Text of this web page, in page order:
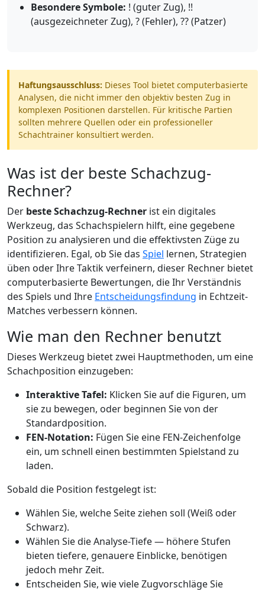
Besondere Symbole: ! (guter Zug), !!
(ausgezeichneter Zug), ? (Fehler), ?? (Patzer)
Haftungsausschluss: Dieses Tool bietet computerbasierte
Analysen, die nicht immer den objektiv besten Zug in
komplexen Positionen darstellen. Für kritische Partien
sollten mehrere Quellen oder ein professioneller
Schachtrainer konsultiert werden.
Was ist der beste Schachzug-
Rechner?
Der beste Schachzug-Rechner ist ein digitales
Werkzeug, das Schachspielern hilft, eine gegebene
Position zu analysieren und die effektivsten Züge zu
identifizieren. Egal, ob Sie das Spiel lernen, Strategien
üben oder Ihre Taktik verfeinern, dieser Rechner bietet
computerbasierte Bewertungen, die Ihr Verständnis
des Spiels und Ihre Entscheidungsfindung in Echtzeit-
Matches verbessern können.
Wie man den Rechner benutzt
Dieses Werkzeug bietet zwei Hauptmethoden, um eine
Schachposition einzugeben:
Interaktive Tafel: Klicken Sie auf die Figuren, um
sie zu bewegen, oder beginnen Sie von der
Standardposition.
FEN-Notation: Fügen Sie eine FEN-Zeichenfolge
ein, um schnell einen bestimmten Spielstand zu
laden.
Sobald die Position festgelegt ist:
Wählen Sie, welche Seite ziehen soll (Weiß oder
Schwarz).
Wählen Sie die Analyse-Tiefe — höhere Stufen
bieten tiefere, genauere Einblicke, benötigen
jedoch mehr Zeit.
Entscheiden Sie, wie viele Zugvorschläge Sie